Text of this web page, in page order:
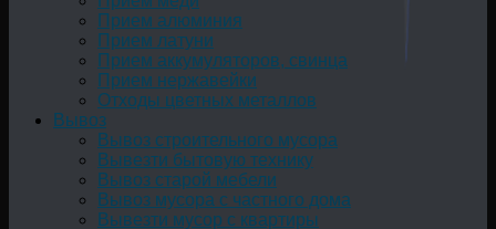
Прием алюминия
Прием латуни
Прием аккумуляторов, свинца
Прием нержавейки
Отходы цветных металлов
Вывоз
Вывоз строительного мусора
Вывезти бытовую технику
Вывоз старой мебели
Вывоз мусора с частного дома
Вывезти мусор с квартиры